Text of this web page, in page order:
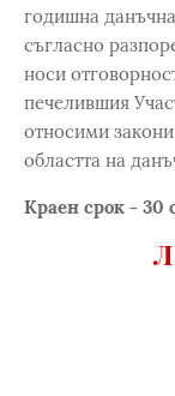
годишна
съгласно
носи
печелившия
относими
областта на
Краен срок - 30